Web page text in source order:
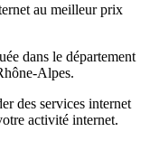
au meilleur prix
dans le département
Alpes.
des services internet
activité internet.